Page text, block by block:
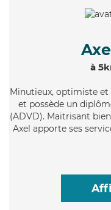
à
Minutieux, optimiste et
et possède un
(ADVD). Maitrisant
Axel apporte ses